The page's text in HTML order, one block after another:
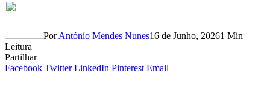
Por António Mendes Nunes16 de Junho, 20261 Min
Leitura
Partilhar
Facebook Twitter LinkedIn Pinterest Email